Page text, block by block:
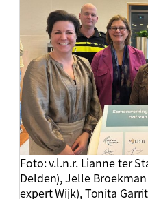
Foto: v.l.n.r. Lianne ter
Delden), Jelle
expert Wijk), Tonita